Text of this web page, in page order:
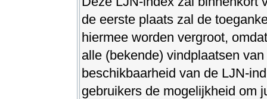
de eerste plaats zal de
hiermee worden vergroot,
alle (bekende) vindplaatsen
beschikbaarheid van de LJN-
gebruikers de mogelijkheid om